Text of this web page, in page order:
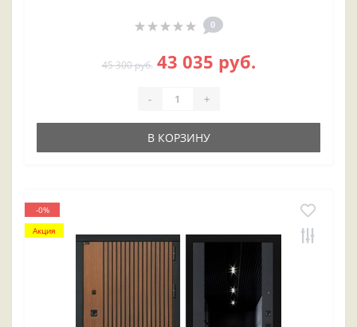
0
45 300 руб. 43 035 руб.
- +
В КОРЗИНУ
-0%
Акция